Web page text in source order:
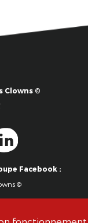
Clowns ©
Facebook :
©